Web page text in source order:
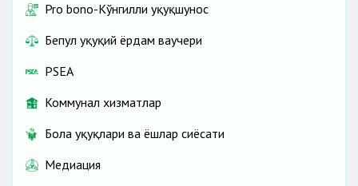
Pro bono-Кўнгилли ҳуқуқшунос
Бепул ҳуқуқий ёрдам ваучери
PSEA
Коммунал хизматлар
Бола ҳуқуқлари ва ёшлар сиёсати
Медиация